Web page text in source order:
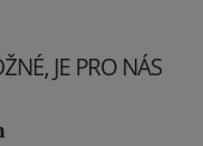
JE PRO NÁS